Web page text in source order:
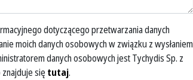
dotyczącego przetwarzania danych
moich danych osobowych w związku z wysłaniem
danych osobowych jestTychydis Sp. z
się tutaj.